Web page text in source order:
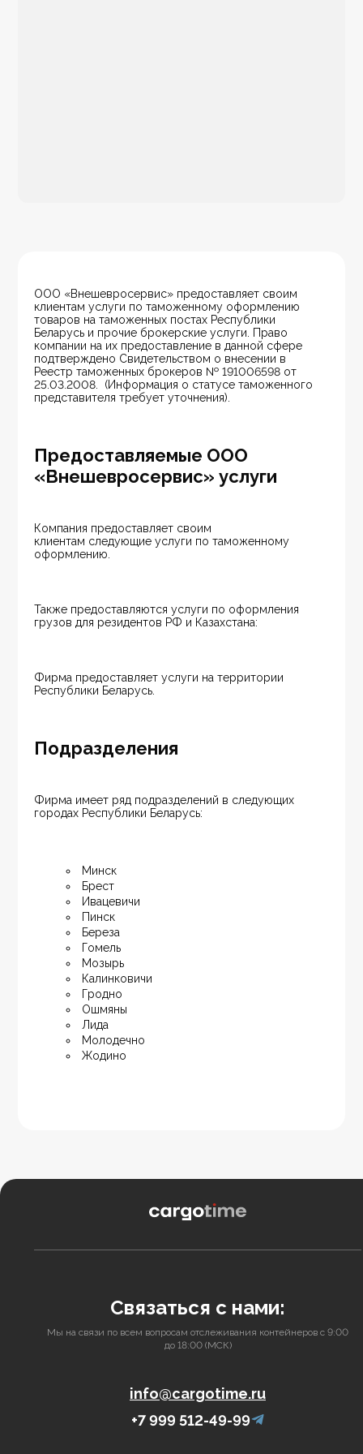
ООО «Внешевросервис» предоставляет своим
клиентам услуги по таможенному оформлению
товаров на таможенных постах Республики
Беларусь и прочие брокерские услуги. Право
компании на их предоставление в данной сфере
подтверждено Свидетельством о внесении в
Реестр таможенных брокеров № 191006598 от
25.03.2008.  (Информация о статусе таможенного
представителя требует уточнения).
Предоставляемые ООО
«Внешевросервис» услуги
Компания предоставляет своим
клиентам следующие услуги по таможенному
оформлению.
Также предоставляются услуги по оформления
грузов для резидентов РФ и Казахстана:
Фирма предоставляет услуги на территории
Республики Беларусь.
Подразделения
Фирма имеет ряд подразделений в следующих
городах Республики Беларусь:
Минск
Брест
Ивацевичи
Пинск
Береза
Гомель
Мозырь
Калинковичи
Гродно
Ошмяны
Лида
Молодечно
Жодино
Связаться с нами:
Мы на связи по всем вопросам отслеживания контейнеров с 9:00
до 18:00 (МСК)
info@cargotime.ru
+7 999 512-49-99